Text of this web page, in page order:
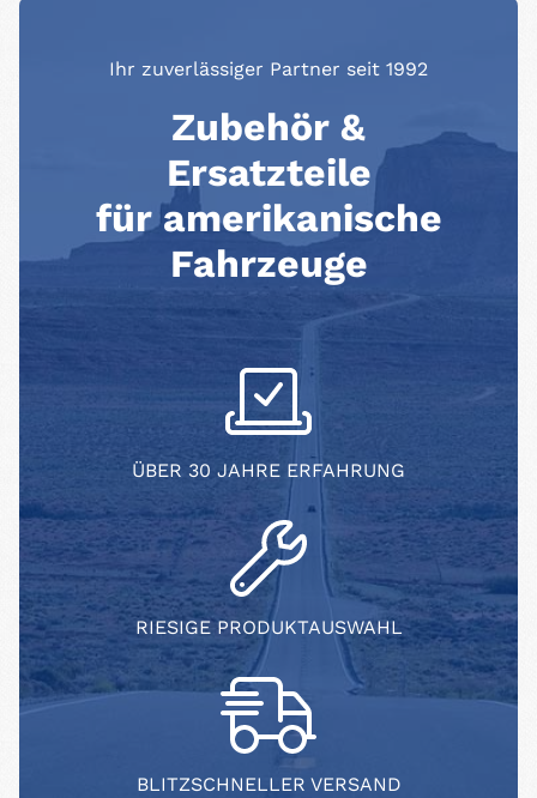
Ihr zuverlässiger Partner seit 1992
Zubehör &
Ersatzteile
für amerikanische
Fahrzeuge
ÜBER 30 JAHRE ERFAHRUNG
RIESIGE PRODUKTAUSWAHL
BLITZSCHNELLER VERSAND